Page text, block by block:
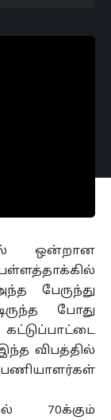
ஒன்றான
பேருந்து
போது
விபத்தில்
பணியாளர்கள்
70க்கும்